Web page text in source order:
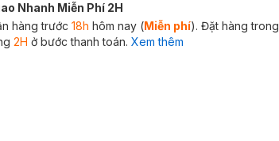
Nhanh Miễn Phí 2H
hàng trước 18h hôm nay (Miễn phí). Đặt hàng trong
2H ở bước thanh toán. Xem thêm